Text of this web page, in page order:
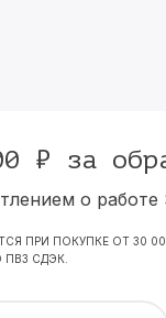
₽ за
о работе
ПРИ ПОКУПКЕ ОТ 30
СДЭК.